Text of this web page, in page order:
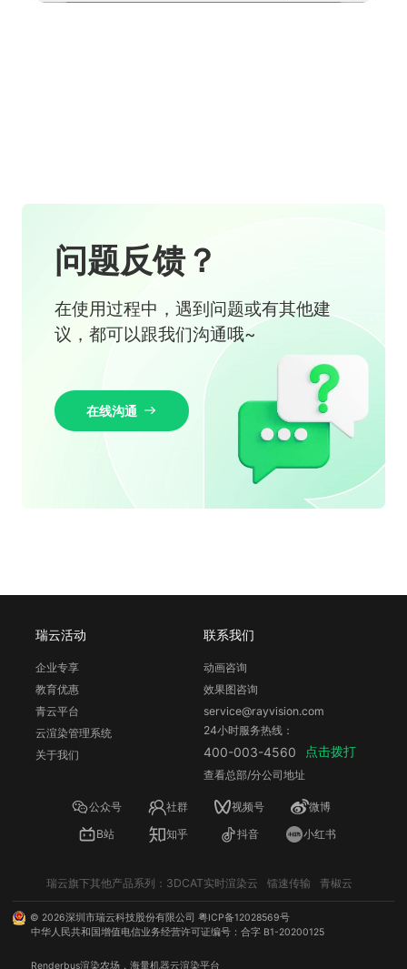
问题反馈？
在使用过程中，遇到问题或有其他建
议，都可以跟我们沟通哦~
在线沟通
瑞云活动
企业专享
教育优惠
青云平台
云渲染管理系统
关于我们
联系我们
动画咨询
效果图咨询
service@rayvision.com
24小时服务热线：
400-003-4560 点击拨打
查看总部/分公司地址
公众号 社群 视频号
微博
B站
知乎 抖音 小红书
瑞云旗下其他产品系列： 3DCAT实时渲染云 镭速传输 青椒云
© 2026深圳市瑞云科技股份有限公司 粤ICP备12028569号
中华人民共和国增值电信业务经营许可证编号：合字 B1-20200125
Renderbus渲染农场 ，海量机器云渲染平台